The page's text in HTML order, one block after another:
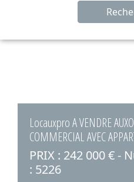
Locauxpro A VENDRE
COMMERCIAL AVEC
PRIX : 242 000 € -
: 5226